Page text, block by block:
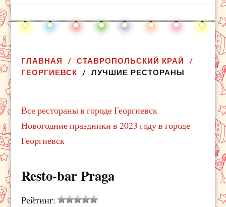
ГЛАВНАЯ
СТАВРОПОЛЬСКИЙ КРАЙ
ГЕОРГИЕВСК
ЛУЧШИЕ РЕСТОРАНЫ
Все рестораны в городе Георгиевск
Новогодние праздники в 2023 году в городе
Георгиевск
Resto-bar Praga
Рейтинг: